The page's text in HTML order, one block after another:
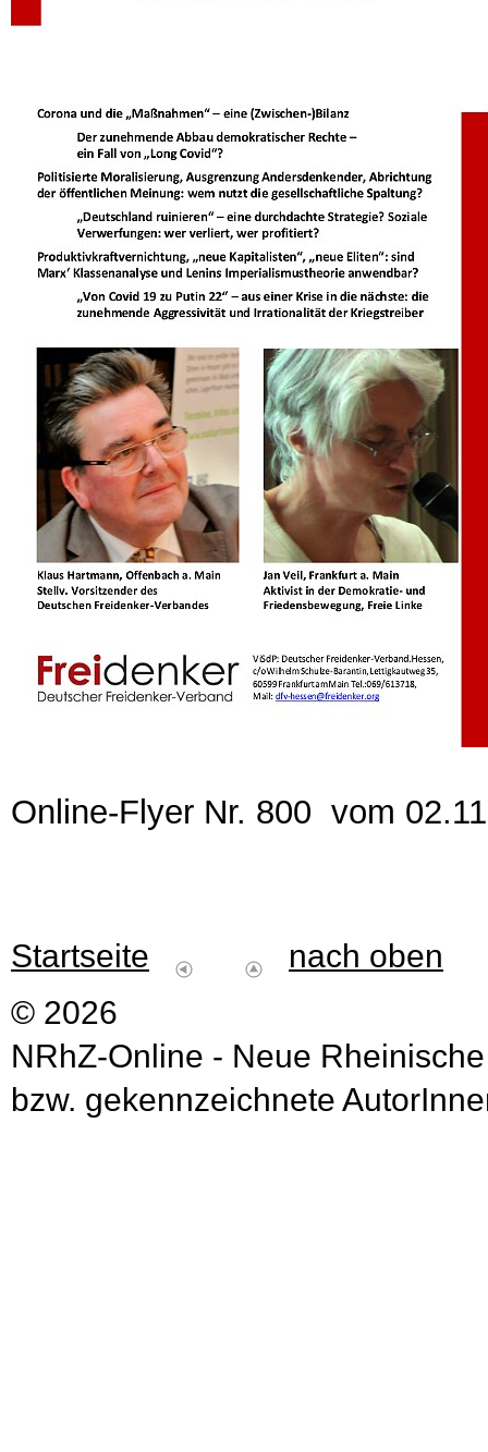
Online-Flyer Nr. 800 vom
Startseite
nach oben
© 2026
NRhZ-Online - Neue
bzw. gekennzeichnete